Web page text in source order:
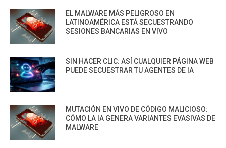
EL MALWARE MÁS PELIGROSO EN
LATINOAMÉRICA ESTÁ SECUESTRANDO
SESIONES BANCARIAS EN VIVO
SIN HACER CLIC: ASÍ CUALQUIER PÁGINA WEB
PUEDE SECUESTRAR TU AGENTES DE IA
MUTACIÓN EN VIVO DE CÓDIGO MALICIOSO:
CÓMO LA IA GENERA VARIANTES EVASIVAS DE
MALWARE